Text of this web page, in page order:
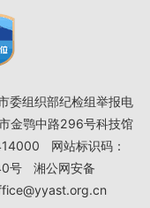
委组织部纪检组举报电
金鹗中路296号科技馆
网站标识码：
号
湘公网安备